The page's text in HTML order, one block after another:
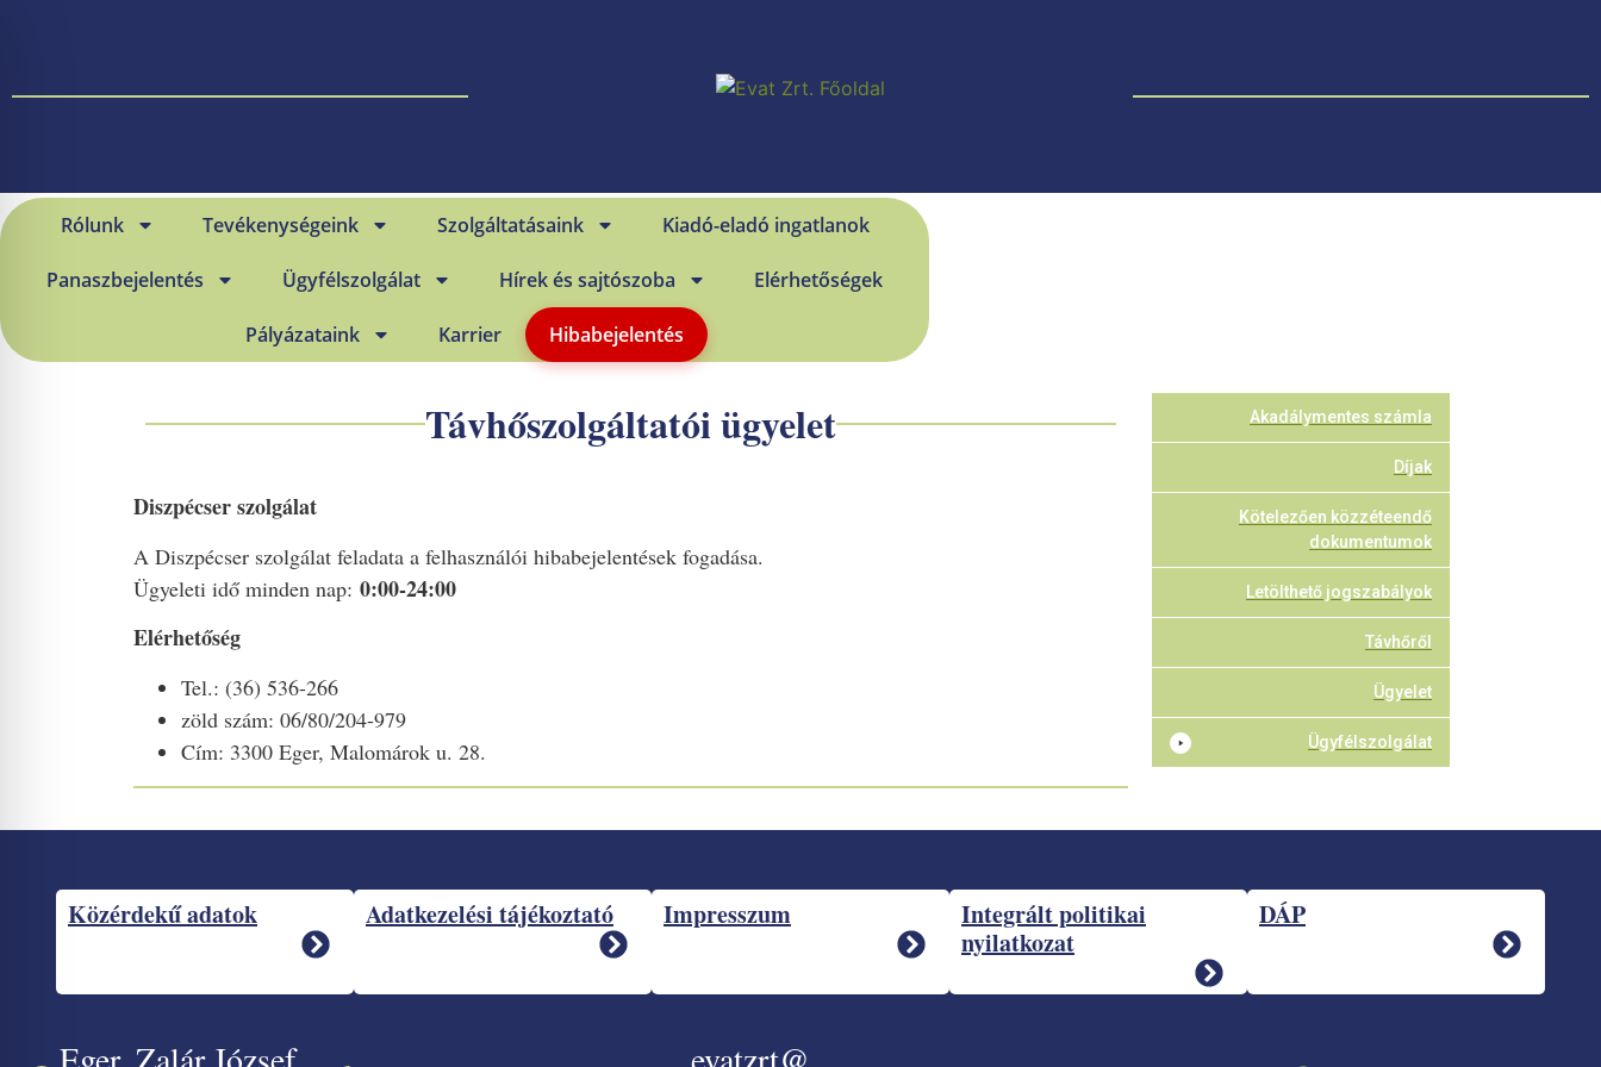
Rólunk Tevékenységeink Szolgáltatásaink Kiadó-eladó ingatlanok
Panaszbejelentés Ügyfélszolgálat Hírek és sajtószoba Elérhetőségek
Pályázataink Karrier Hibabejelentés
Távhőszolgáltatói ügyelet
Diszpécser szolgálat
A Diszpécser szolgálat feladata a felhasználói hibabejelentések fogadása.
Ügyeleti idő minden nap: 0:00-24:00
Elérhetőség
Tel.: (36) 536-266
zöld szám: 06/80/204-979
Cím: 3300 Eger, Malomárok u. 28.
Akadálymentes számla
Díjak
Kötelezően közzéteendő
dokumentumok
Letölthető jogszabályok
Távhőről
Ügyelet
Ügyfélszolgálat
Közérdekű adatok Adatkezelési tájékoztató Impresszum
Integrált politikai
nyilatkozat
DÁP